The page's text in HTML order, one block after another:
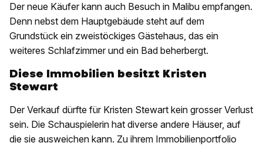
Der neue Käufer kann auch Besuch in Malibu empfangen.
Denn nebst dem Hauptgebäude steht auf dem
Grundstück ein zweistöckiges Gästehaus, das ein
weiteres Schlafzimmer und ein Bad beherbergt.
Diese Immobilien besitzt Kristen
Stewart
Der Verkauf dürfte für Kristen Stewart kein grosser Verlust
sein. Die Schauspielerin hat diverse andere Häuser, auf
die sie ausweichen kann. Zu ihrem Immobilienportfolio